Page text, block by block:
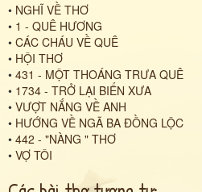
• NGHĨ VỀ THƠ
• 1 - QUÊ HƯƠNG
• CÁC CHÁU VỀ QUÊ
• HỘI THƠ
• 431 - MỘT THOÁNG TRƯA QUÊ
• 1734 - TRỞ LẠI BIỂN XƯA
• VƯỢT NẮNG VỀ ANH
• HƯỚNG VỀ NGÃ BA ĐỒNG LỘC
• 442 - "NÀNG " THƠ
• VỢ TÔI